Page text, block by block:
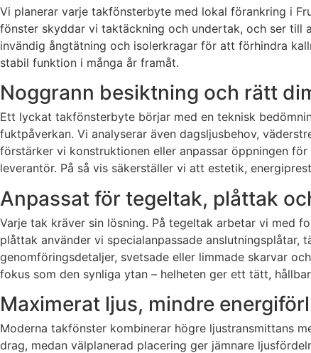
Vi planerar varje takfönsterbyte med lokal förankring i
fönster skyddar vi taktäckning och undertak, och ser till
invändig ångtätning och isolerkragar för att förhindra
stabil funktion i många år framåt.
Noggrann besiktning och rätt
Ett lyckat takfönsterbyte börjar med en teknisk
fuktpåverkan. Vi analyserar även dagsljusbehov,
förstärker vi konstruktionen eller anpassar öppningen
leverantör. På så vis säkerställer vi att estetik,
Anpassat för tegeltak, plåttak
Varje tak kräver sin lösning. På tegeltak arbetar vi med
plåttak använder vi specialanpassade
genomföringsdetaljer, svetsade eller limmade skarvar
fokus som den synliga ytan – helheten ger ett tätt,
Maximerat ljus, mindre
Moderna takfönster kombinerar högre ljustransmittans
drag, medan välplanerad placering ger jämnare